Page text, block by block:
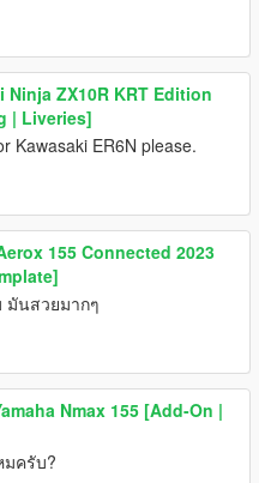
Ninja ZX10R KRT Edition
| Liveries]
Kawasaki ER6N please.
155 Connected 2023
มันสวยมากๆ
Nmax 155 [Add-On |
มครับ?